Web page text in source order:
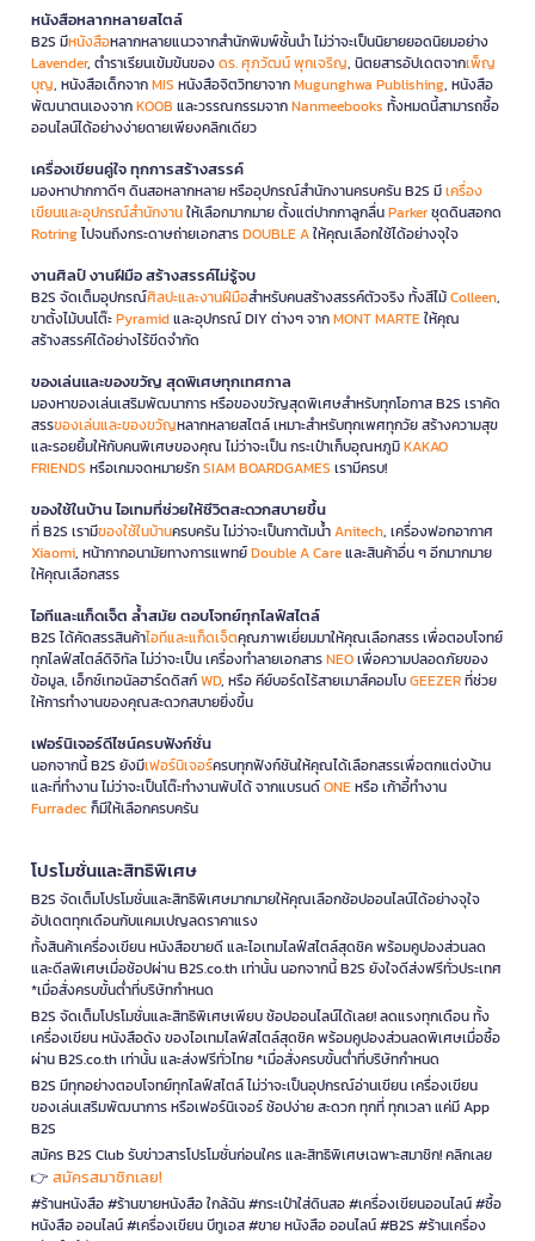
หนังสือหลากหลายสไตล์
B2S มีหนังสือหลากหลายแนวจากสำนักพิมพ์ชั้นนำ ไม่ว่าจะเป็นนิยายยอดนิยมอย่าง
Lavender, ตำราเรียนเข้มข้นของดร. ศุภวัฒน์ พุกเจริญ, นิตยสารอัปเดตจากเพ็ญ
บุญ, หนังสือเด็กจากMIS หนังสือจิตวิทยาจากMugunghwa Publishing, หนังสือ
พัฒนาตนเองจากKOOB และวรรณกรรมจากNanmeebooks ทั้งหมดนี้สามารถซื้อ
ออนไลน์ได้อย่างง่ายดายเพียงคลิกเดียว
เครื่องเขียนคู่ใจ ทุกการสร้างสรรค์
มองหาปากกาดีๆ ดินสอหลากหลาย หรืออุปกรณ์สำนักงานครบครัน B2S มีเครื่อง
เขียนและอุปกรณ์สำนักงานให้เลือกมากมาย ตั้งแต่ปากกาลูกลื่นParkerชุดดินสอกด
Rotringไปจนถึงกระดาษถ่ายเอกสารDOUBLE Aให้คุณเลือกใช้ได้อย่างจุใจ
งานศิลป์ งานฝีมือ สร้างสรรค์ไม่รู้จบ
B2S จัดเต็มอุปกรณ์ศิลปะและงานฝีมือสำหรับคนสร้างสรรค์ตัวจริง ทั้งสีไม้Colleen,
ขาตั้งไม้บนโต๊ะPyramidและอุปกรณ์ DIY ต่างๆ จากMONT MARTEให้คุณ
สร้างสรรค์ได้อย่างไร้ขีดจำกัด
ของเล่นและของขวัญ สุดพิเศษทุกเทศกาล
มองหาของเล่นเสริมพัฒนาการ หรือของขวัญสุดพิเศษสำหรับทุกโอกาส B2S เราคัด
สรรของเล่นและของขวัญหลากหลายสไตล์ เหมาะสำหรับทุกเพศทุกวัย สร้างความสุข
และรอยยิ้มให้กับคนพิเศษของคุณ ไม่ว่าจะเป็น กระเป๋าเก็บอุณหภูมิKAKAO
FRIENDS หรือเกมจดหมายรักSIAM BOARDGAMES เรามีครบ!
ของใช้ในบ้าน ไอเทมที่ช่วยให้ชีวิตสะดวกสบายขึ้น
ที่ B2S เรามีของใช้ในบ้านครบครัน ไม่ว่าจะเป็นกาต้มน้ำAnitech, เครื่องฟอกอากาศ
Xiaomi, หน้ากากอนามัยทางการแพทย์Double A Careและสินค้าอื่น ๆ อีกมากมาย
ให้คุณเลือกสรร
ไอทีและแก็ดเจ็ต ล้ำสมัย ตอบโจทย์ทุกไลฟ์สไตล์
B2S ได้คัดสรรสินค้าไอทีและแก็ดเจ็ตคุณภาพเยี่ยมมาให้คุณเลือกสรร เพื่อตอบโจทย์
ทุกไลฟ์สไตล์ดิจิทัล ไม่ว่าจะเป็น เครื่องทำลายเอกสารNEOเพื่อความปลอดภัยของ
ข้อมูล, เอ็กซ์เทอนัลฮาร์ดดิสก์WD, หรือ คีย์บอร์ดไร้สายเมาส์คอมโบGEEZERที่ช่วย
ให้การทำงานของคุณสะดวกสบายยิ่งขึ้น
เฟอร์นิเจอร์ดีไซน์ครบฟังก์ชั่น
นอกจากนี้ B2S ยังมีเฟอร์นิเจอร์ครบทุกฟังก์ชันให้คุณได้เลือกสรรเพื่อตกแต่งบ้าน
และที่ทำงาน ไม่ว่าจะเป็นโต๊ะทำงานพับได้ จากแบรนด์ONEหรือ เก้าอี้ทำงาน
Furradecก็มีให้เลือกครบครัน
โปรโมชั่นและสิทธิพิเศษ
B2S จัดเต็มโปรโมชั่นและสิทธิพิเศษมากมายให้คุณเลือกช้อปออนไลน์ได้อย่างจุใจ
อัปเดตทุกเดือนกับแคมเปญลดราคาแรง
ทั้งสินค้าเครื่องเขียน หนังสือขายดี และไอเทมไลฟ์สไตล์สุดชิค พร้อมคูปองส่วนลด
และดีลพิเศษเมื่อช้อปผ่าน B2S.co.th เท่านั้น นอกจากนี้ B2S ยังใจดีส่งฟรีทั่วประเทศ
*เมื่อสั่งครบขั้นต่ำที่บริษัทกำหนด
B2S จัดเต็มโปรโมชั่นและสิทธิพิเศษเพียบ ช้อปออนไลน์ได้เลย! ลดแรงทุกเดือน ทั้ง
เครื่องเขียน หนังสือดัง ของไอเทมไลฟ์สไตล์สุดชิค พร้อมคูปองส่วนลดพิเศษเมื่อซื้อ
ผ่าน B2S.co.th เท่านั้น และส่งฟรีทั่วไทย *เมื่อสั่งครบขั้นต่ำที่บริษัทกำหนด
B2S มีทุกอย่างตอบโจทย์ทุกไลฟ์สไตล์ ไม่ว่าจะเป็นอุปกรณ์อ่านเขียน เครื่องเขียน
ของเล่นเสริมพัฒนาการ หรือเฟอร์นิเจอร์ ช้อปง่าย สะดวก ทุกที่ ทุกเวลา แค่มี App
B2S
สมัคร B2S Club รับข่าวสารโปรโมชั่นก่อนใคร และสิทธิพิเศษเฉพาะสมาชิก! คลิกเลย
👉 สมัครสมาชิกเลย!
#ร้านหนังสือ #ร้านขายหนังสือ ใกล้ฉัน #กระเป๋าใส่ดินสอ #เครื่องเขียนออนไลน์ #ซื้อ
หนังสือ ออนไลน์ #เครื่องเขียน บีทูเอส #ขาย หนังสือ ออนไลน์ #B2S #ร้านเครื่อง